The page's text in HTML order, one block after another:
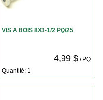
VIS A BOIS 8X3-1/2 PQ/25
4,99 $/ PQ
Quantité: 1